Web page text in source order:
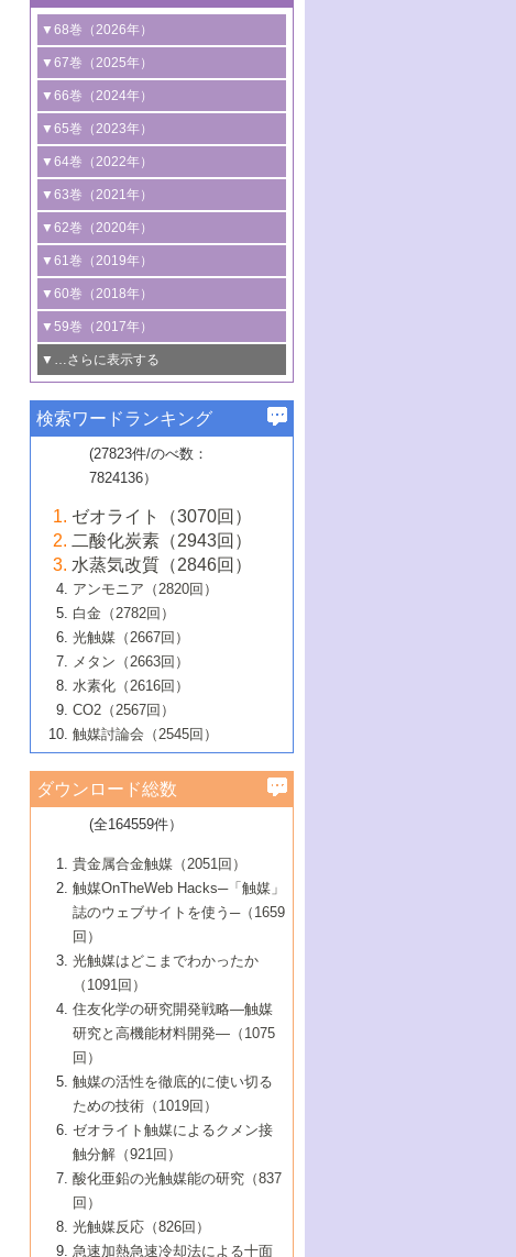
▼68巻（2026年）
1号 過酸化水素合成に関する研究動向
2号 コンピューター技術により加速する
触媒開発
3号 有機分子変換やCO 資源化のための
光触媒に関する最近の研究
B号 第137回触媒討論会（2026年）
▼67巻（2025年）
1号 CO
水素化によるグリーン燃料/グリ
ーンケミカル製造
2号 水素製造のための水分解技術に関す
る最近の研究
3号 オレフィン系樹脂の精密合成に関す
る最新技術
4号 アルコール類の効率的変換を実現す
る非貴金属触媒の研究動向
5号 ゼオライトの合成と応用における研
究動向
6号 ヘテロ接合界面
B号 第135回触媒討論会（2025年）
▼66巻（2024年）
1号 低次元ナノ構造を有する触媒材料
2号 規制反応場を活用した固体触媒研究
の新展開
3号 未踏分子変換を目指した酸化触媒プ
ロセスの最前線
4号 シンクロトロン放射光および中性子
線を利用した触媒解析技術の最先端
5号 単原子触媒
6号 参照触媒委員会からのお知らせ
B号 第133回触媒討論会（2023年）
▼65巻（2023年）
1号 炭素が関わる触媒機能
2号 プラスチックケミカルリサイクルの
ための触媒技術
3号 非酸化物系金属化合物を基盤とした
触媒材料の開発
4号 格子酸素・格子酸素欠陥を利用した
触媒反応
5号 生体触媒によるエネルギー変換反応
6号 窒素とリンの循環のための触媒・機
能性材料
▼64巻（2022年）
1号 合成ガス製造とCOを用いるケミカル
ズ合成の最新動向
2号 化学品合成のための合金触媒開発
3号 CO の排出削減および有効活用のた
めの触媒技術
4号 若手による情報発信企画～とびたて
若き触媒の研究者たち～（1）
若き触媒の研究者たち～（2）
6号 石油のノーブル・ユースを志向した
触媒技術
大学：オンライン・対面開催）
▼63巻（2021年）
1号 金触媒の新展開
2号 ペロブスカイト
3号 特殊反応場を利用した触媒的分子変
換反応
4号 多孔質材料を用いた触媒の新展開
5号 情報学的手法を用いた触媒開発
6号 カーボンニュートラルに向けた電解
技術
B号 第127回触媒討論会（2021年・オン
ライン開催(Zoom)のみ）
▼62巻（2020年）
1号 触媒設計を拓く欠陥構造のキャラク
タリゼーション
2号 機能化学品製造に資するクリーンな
触媒的酸化反応
3号 水処理のための触媒化学
4号 光触媒を用いた水分解の最新の研究
動向
5号 次世代の触媒プロセスを支えるマイ
6号 メタン転換技術の最新動向
B号 第125回触媒討論会（2020年・工学
院大学）
▼61巻（2019年）
1号 物質移動制御に着目した触媒プロセ
ス開発
2号 CO2 フリー水素サプライチェーンに
関わる触媒開発動向
3号 精密高分子合成に関する最近の研究
動向
4号 バイオマス化成品製造のための触媒
5号 固体触媒による含窒素有機化合物変
換の最前線
6号 貴金属使用量低減に向けた自動車排
ガス浄化触媒の開発
B号 第123回触媒討論会（2019年・大阪
▼60巻（2018年）
1号 固体酸触媒の最新の研究動向
2号 二酸化炭素からの有用化学品合成
3号 ナノ粒子・クラスター触媒の最前線
4号 60周年記念企画
5号 進化するゼオライト合成技術
6号 非貴金属系触媒における電気化学的
B号 第121回触媒討論会（2018年・東京
大学）
▼59巻（2017年）
1号 いたるところに，触媒
最先端技術
3号 無機分離膜材料の開発と触媒反応プ
ロセスへの適用
5号 水素のふるまいを解き明かす最先端
研究
6号 低級アルカンの有効利用のための触
媒技術
B号 第119回触媒討論会（2017年・首都
大学東京）
▼…さらに表示する
1号 ユニークな構造の高分子を生み出す触
2号 リグニンからの化成品製造に向けた触
媒技術
3号 触媒研究の最先端～とびたて若き研究
者たち～（1）
4号 触媒研究の最先端～とびたて若き研究
者たち～（2）
5号 触媒研究の最先端～とびたて若き研究
者たち～（3）
6号 イオニクス材料と燃料電池・電解合成
の最新の研究動向
B号 第117回触媒討論会（2016年・大阪府
立大学）
▼57巻（2015年）
1号 水素キャリアにかかわる触媒技術の新
2号 石油精製用触媒の最近の進展
3号 固体酸化物形燃料電池（SOFC）におけ
るアノード触媒上での燃料直接改質技術
4号 コアシェル構造の制御による触媒機能
5号 工業触媒およびその周辺技術の最近の
進歩
6号 ナノシート
B号 第115回触媒討論会（2015年・成蹊大
▼56巻（2014年）
2号 光触媒反応機構に関する最新の研究動
向
開発動向
4号 人工光合成に向けた近年のアプローチ
5号 未利用熱エネルギーの有効活用に貢献
する触媒技術
6号 ポリオキソメタレート
B号 第113回触媒討論会（2014年・ロワジ
ールホテル豊橋）
1号 高耐久性燃料電池システム用触媒にお
ける新展開
2号 リビングラジカル重合の最近の動向
3号 天然ガスの化学工業的展開に関する触
媒技術
4号 貴金属触媒の精密構造制御とその活用
5号 バイオマス化成品製造のための固体触
6号 ナノ空間─吸着状態解析から新機能開拓
B号 第111回触媒討論会（2013年・関西大
▼54巻（2012年）
1号 規則性多孔体の利用技術における最近
の進歩
2号 第109回触媒討論会
3号 貴金属低減技術の最新動向
4号 貴金属代替技術の最新動向
5号 光触媒による物質変換反応の新展開
6号 グラフェン
7号 水素を利用する化成品合成の新潮流
▼53巻（2011年）
1号 金属学から見る合金触媒の新展開
2号 第107回触媒討論会
3号 触媒のその場観察法の進歩（１）
4号 触媒のその場観察法の進歩（２）
5号 不活性結合の触媒的活性化による有機
合成
6号 新しい固体酸触媒技術
7号 ゼオライト合成における最近の進歩
▼52巻（2010年）
1号 触媒の劣化対策と長寿命触媒開発
2号 第105回触媒討論会
3号 ナノ構造が拓く新機能
4号 活性サイトおよびその環境の精密な設
計による触媒の高機能化
5号 触媒を有効に使うための技術
7号 有機分子触媒による精密有機合成
8号 高機能化ポリオレフィンに向けた重合
触媒の最近の進展
1号 炭素材料－熱い注目を集める材料－
2号 第103回触媒討論会
3号 環境浄化用光触媒の現状と課題
4号 水素社会の実現に向けた水素製造・貯
蔵技術の進歩
5号 CO2が関わる触媒・材料
7号 持続可能社会実現のための触媒および
触媒関連技術
▼50巻（2008年）
1号 触媒化学と学会のこの10年，半世紀，
そして未来
2号 第101回触媒討論会
4号 錯体を利用したユニークな表面構造の
構築と機能
5号 若手会員による触媒研究の未来展望1：
企業編
6号 第102回触媒討論会
7号 触媒・化学反応における計算化学の進
8号 若手研究者による触媒研究の未来展望
2：大学・研究所編
▼49巻（2007年）
1号 含フッ素化合物の合成と触媒
2号 第99回触媒討論会
3号 実用的ファインケミカル合成プロセス
を実現する触媒
5号 こんな物質，あんな物質―新たな触媒
の可能性―
7号 『結晶の化学』を活かした触媒研究
8号 イオン液体の応用
▼48巻（2006年）
1号 固体酸触媒の最近の進歩
2号 第97回触媒討論会
3号 リビング重合触媒の最近の展開
5号 水素製造・貯蔵のための触媒技術の新
しい展開
6号 第98回触媒討論会
7号 基礎化学品製造の触媒技術
8号 多機能型リアクター
1号 最近の触媒担体とその効果
2号 第95回触媒討論会
4号 水分解用光触媒材料
5号 時間分解分光の進歩と応用
6号 第96回触媒討論会
8号 超臨界流体を用いた化学プロセスの新
▼46巻（2004年）
1号 部分酸化反応触媒の最前線
2号 第93回触媒討論会
3号 特殊エネルギー場の触媒反応
4号 生体内における金属の触媒作用
5号 ファインケミカルズの展開に寄与する
6号 第94回触媒討論会
7号 サブナノレベルでみた新しい表面現象
8号 オレフィン重合触媒の新たな展
▼45巻（2003年）
1号 なぜこの触媒が良いのか？
2号 第91回触媒討論会
3号 最近の自動車排ガス処理技術
4号 触媒研究の現状と将来─第90回触媒討論
5号 基礎化学品製造の触媒技術
6号 第92回触媒討論会
7号 基礎化学品製造の触媒技術
8号 資源の循環と触媒技術
▼44巻（2002年）
1号 高次制御された触媒の化学
2号 第89回触媒討論会
3号 触媒を利用した電気化学の新展開
4号 ナノ材料の調製と機能化
5号 こんな触媒が欲しい
6号 第90回触媒討論会
7号 触媒研究と学術雑誌/情報
8号 若い世代からみた触媒化学の現状と未
▼43巻（2001年）
1号 グリーンケミストリーと触媒
2号 第87回触媒討論会特集号
3号 生体触媒とバイオプロセス
4号 水素製造・利用の触媒化学
5号 触媒研究における新しい切り口：コン
ビナトリアルケミストリー
6号 第88回触媒討論会特集号
7号 企業における触媒研究のブレークスル
8号 この材料を触媒として使ってみません
▼42巻（2000年）
1号 触媒反応工学の明日を拓く
2号 第85回触媒討論会
3号 反応ダイナミクス
5号 触媒のおもしろさをどのように伝える
6号 第86回触媒討論会
7号 水素化精製触媒の新しい展開
8号 新しい反応性と機能性を目指した金属
クラスタ-化学
▼41巻（1999年）
1号 孔、穴、あな?-特異な空間とその利用-
2号 第83回触媒討論会
3号 均一系触媒反応最前線
4号 実用炭素材料の新展開
5号 研究の方法論を考える
7号 機能性金属材料と触媒
8号 触媒研究へのNMRの応用と展望
▼40巻（1998年）
進展と21世紀への提言/創立40周年記念・触
媒学会この10年の歩みとこれから/創立40周
2号 第81回触媒討論会
3号 計算機触媒化学へのさそい
4号 触媒劣化の制御と予測
5号 最新の実用プロセスと触媒
6号 第82回触媒討論会
1号 均一系と不均一系触媒反応-その特徴と
接点
2号 第79回触媒討論会
3号 最新NO除去触媒の実用化研究
4号 新しい反応場を目指した触媒調製
5号 反応・分離技術の新しい展開
6号 第80回触媒討論会
▼38巻（1996年）
1号 触媒の構造と触媒作用/C1化学を中心と
する21世紀への触媒
3号 オリンピックメダル:金・銀・銅はどん
な触媒作用を示すか
4号 触媒作用における機能の複合化
▼37巻（1995年）
1号 ファインケミカルズと固体触媒
2号 第75回触媒討論会
3号 希土類を利用した触媒
4号 触媒とリサイクル
5号 エネルギー変換触媒
▼36巻（1994年）
1号 電気化学と触媒
2号 第73回触媒討論会
3号 C4化学の展開
4号 《通常号》
▼35巻（1993年）
1号 工業触媒開発マニュアル―探索から工
業化まで
2号 第71回触媒討論会
▼34巻（1992年）
1号 インパクトを与えたこの研究
2号 第69回触媒討論会
▼33巻（1991年）
1号 触媒プロセス開発マニュアル―探索か
▼32巻（1990年）
検索ワードランキング
(27823件/のべ数：
7824136）
ゼオライト（3070回）
二酸化炭素（2943回）
水蒸気改質（2846回）
アンモニア（2820回）
白金（2782回）
光触媒（2667回）
メタン（2663回）
水素化（2616回）
CO2（2567回）
触媒討論会（2545回）
ダウンロード総数
(全164559件）
貴金属合金触媒（2051回）
触媒OnTheWeb Hacks─「触媒」
誌のウェブサイトを使う─（1659
回）
光触媒はどこまでわかったか
（1091回）
住友化学の研究開発戦略―触媒
研究と高機能材料開発―（1075
回）
触媒の活性を徹底的に使い切る
ための技術（1019回）
ゼオライト触媒によるクメン接
触分解（921回）
酸化亜鉛の光触媒能の研究（837
回）
光触媒反応（826回）
急速加熱急速冷却法による十面